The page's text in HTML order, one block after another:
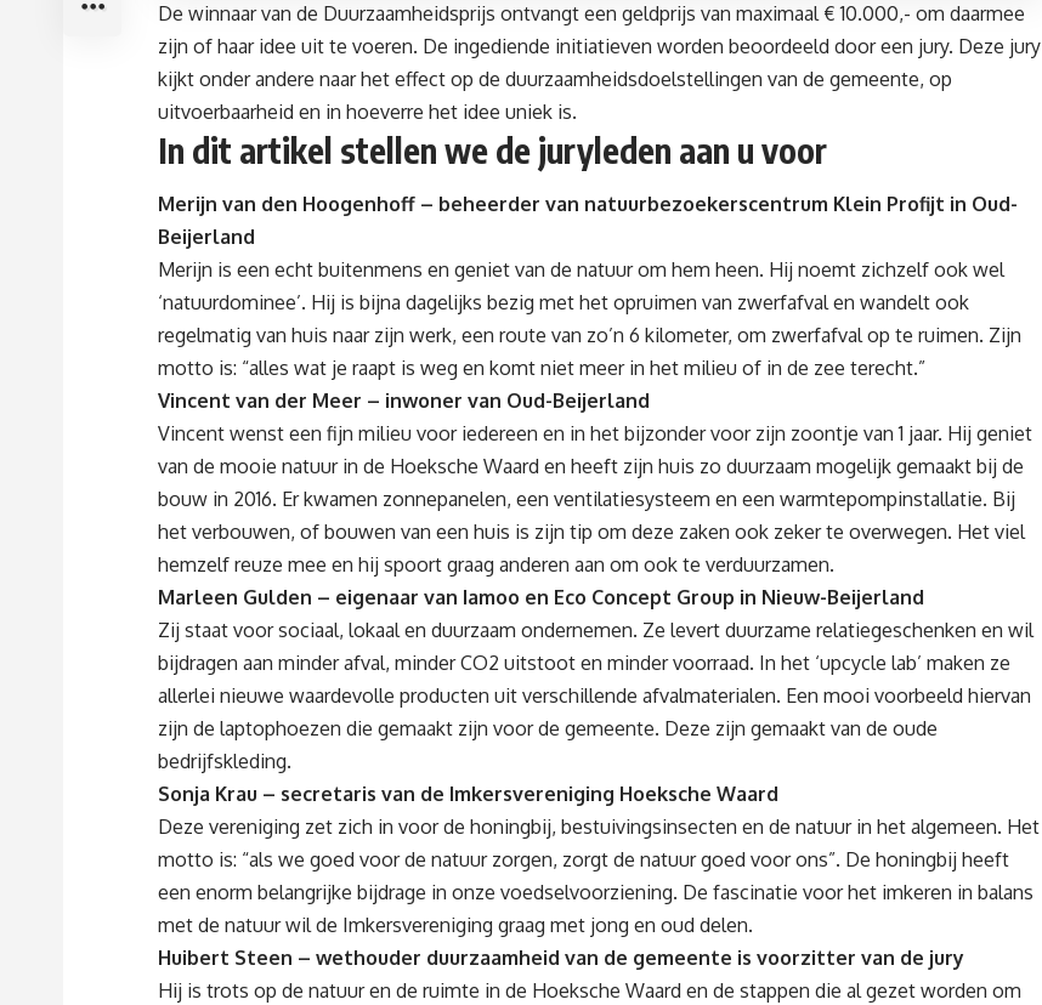
De winnaar van de Duurzaamheidsprijs ontvangt een geldprijs van maximaal € 10.000,- om daarmee
zijn of haar idee uit te voeren. De ingediende initiatieven worden beoordeeld door een jury. Deze jury
kijkt onder andere naar het effect op de duurzaamheidsdoelstellingen van de gemeente, op
uitvoerbaarheid en in hoeverre het idee uniek is.
In dit artikel stellen we de juryleden aan u voor
Merijn van den Hoogenhoff – beheerder van natuurbezoekerscentrum Klein Profijt in Oud-
Beijerland
Merijn is een echt buitenmens en geniet van de natuur om hem heen. Hij noemt zichzelf ook wel
‘natuurdominee’. Hij is bijna dagelijks bezig met het opruimen van zwerfafval en wandelt ook
regelmatig van huis naar zijn werk, een route van zo’n 6 kilometer, om zwerfafval op te ruimen. Zijn
motto is: “alles wat je raapt is weg en komt niet meer in het milieu of in de zee terecht.”
Vincent van der Meer – inwoner van Oud-Beijerland
Vincent wenst een fijn milieu voor iedereen en in het bijzonder voor zijn zoontje van 1 jaar. Hij geniet
van de mooie natuur in de Hoeksche Waard en heeft zijn huis zo duurzaam mogelijk gemaakt bij de
bouw in 2016. Er kwamen zonnepanelen, een ventilatiesysteem en een warmtepompinstallatie. Bij
het verbouwen, of bouwen van een huis is zijn tip om deze zaken ook zeker te overwegen. Het viel
hemzelf reuze mee en hij spoort graag anderen aan om ook te verduurzamen.
Marleen Gulden – eigenaar van Iamoo en Eco Concept Group in Nieuw-Beijerland
Zij staat voor sociaal, lokaal en duurzaam ondernemen. Ze levert duurzame relatiegeschenken en wil
bijdragen aan minder afval, minder CO2 uitstoot en minder voorraad. In het ‘upcycle lab’ maken ze
allerlei nieuwe waardevolle producten uit verschillende afvalmaterialen. Een mooi voorbeeld hiervan
zijn de laptophoezen die gemaakt zijn voor de gemeente. Deze zijn gemaakt van de oude
bedrijfskleding.
Sonja Krau – secretaris van de Imkersvereniging Hoeksche Waard
Deze vereniging zet zich in voor de honingbij, bestuivingsinsecten en de natuur in het algemeen. Het
motto is: “als we goed voor de natuur zorgen, zorgt de natuur goed voor ons”. De honingbij heeft
een enorm belangrijke bijdrage in onze voedselvoorziening. De fascinatie voor het imkeren in balans
met de natuur wil de Imkersvereniging graag met jong en oud delen.
Huibert Steen – wethouder duurzaamheid van de gemeente is voorzitter van de jury
Hij is trots op de natuur en de ruimte in de Hoeksche Waard en de stappen die al gezet worden om